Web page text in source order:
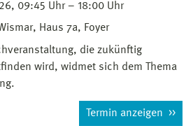
09:45 Uhr – 18:00 Uhr
Haus 7a, Foyer
die zukünftig
wird, widmet sich dem Thema
Termin anzeigen